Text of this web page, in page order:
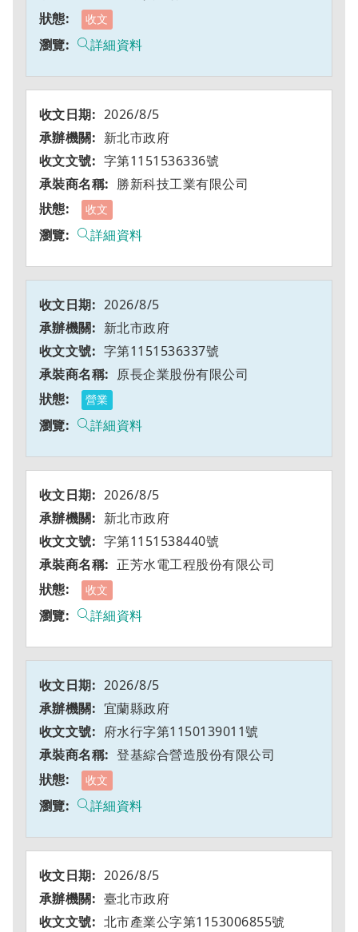
收文
詳細資料
2026/8/5
新北市政府
字第1151536336號
勝新科技工業有限公司
收文
詳細資料
2026/8/5
新北市政府
字第1151536337號
原長企業股份有限公司
營業
詳細資料
2026/8/5
新北市政府
字第1151538440號
正芳水電工程股份有限公司
收文
詳細資料
2026/8/5
宜蘭縣政府
府水行字第1150139011號
登基綜合營造股份有限公司
收文
詳細資料
2026/8/5
臺北市政府
北市產業公字第1153006855號